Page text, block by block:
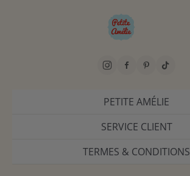
PETITE AMÉLIE
SERVICE CLIENT
TERMES & CONDITIONS